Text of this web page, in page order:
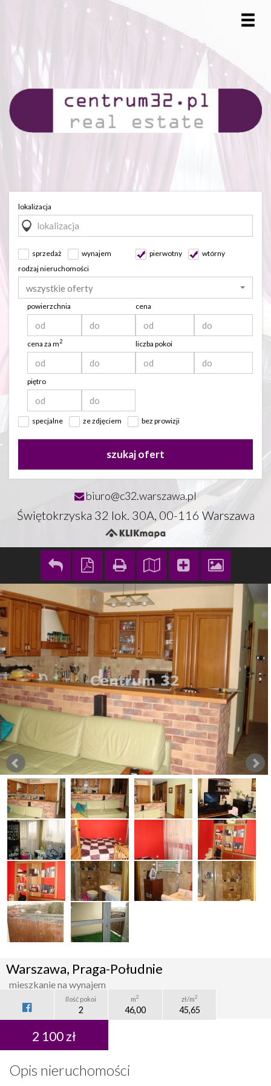
lokalizacja
sprzedaż wynajem pierwotny
wtórny
rodzaj nieruchomości
wszystkie oferty
powierzchnia cena
cena za m2 liczba pokoi
piętro
specjalne ze zdjęciem bez prowizji
szukaj ofert
biuro@c32.warszawa.pl
Świętokrzyska 32 lok. 30A, 00-116 Warszawa
Warszawa, Praga-Południe
mieszkanie na wynajem
Ilość pokoi
2
m2
46,00
zł/m2
45,65
2 100 zł
Opis nieruchomości